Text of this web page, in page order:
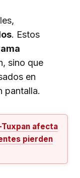
. Estos
sino que
en
pantalla.
afecta
pierden